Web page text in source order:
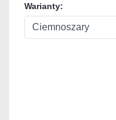
Warianty: